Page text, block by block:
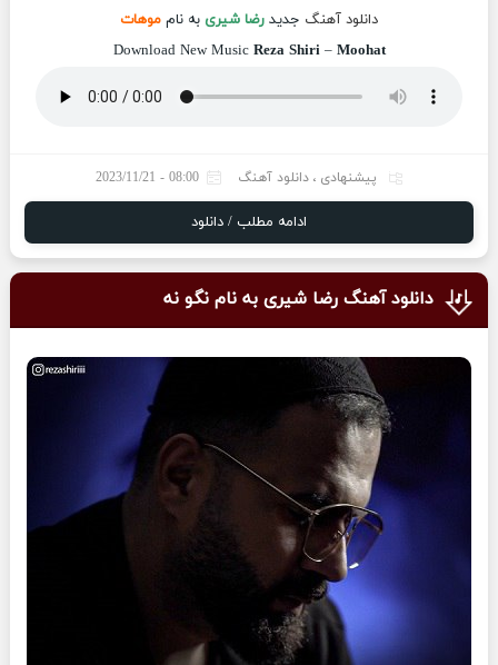
دانلود آهنگ جدید رضا شیری به نام موهات
Download New Music Reza Shiri– Moohat
پیشنهادی ، دانلود آهنگ 08:00 - 2023/11/21
ادامه مطلب / دانلود
دانلود آهنگ رضا شیری به نام نگو نه